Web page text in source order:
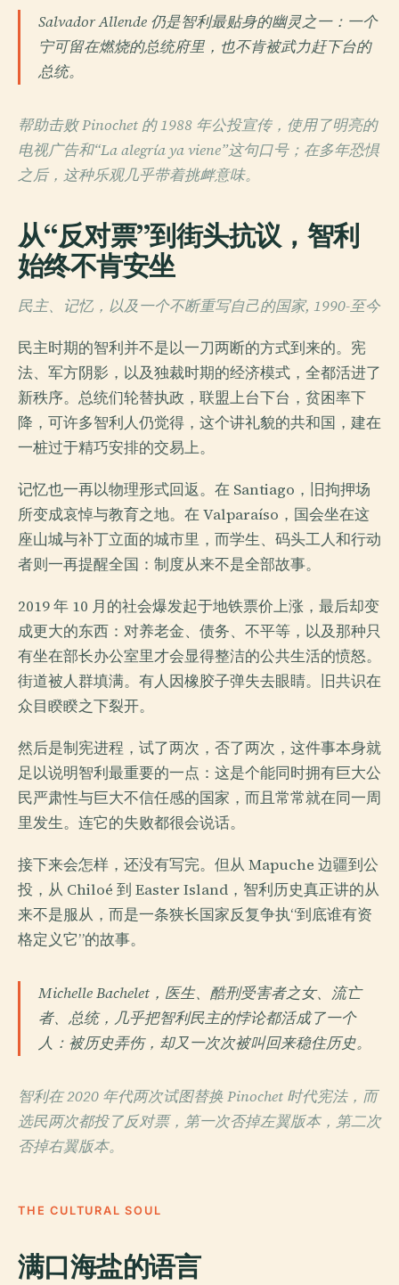
Salvador Allende 仍是智利最贴身的幽灵之一：一个
宁可留在燃烧的总统府里，也不肯被武力赶下台的
总统。
帮助击败 Pinochet 的 1988 年公投宣传，使用了明亮的
电视广告和“La alegría ya viene”这句口号；在多年恐惧
之后，这种乐观几乎带着挑衅意味。
从“反对票”到街头抗议，智利
始终不肯安坐
民主、记忆，以及一个不断重写自己的国家, 1990-至今
民主时期的智利并不是以一刀两断的方式到来的。宪
法、军方阴影，以及独裁时期的经济模式，全都活进了
新秩序。总统们轮替执政，联盟上台下台，贫困率下
降，可许多智利人仍觉得，这个讲礼貌的共和国，建在
一桩过于精巧安排的交易上。
记忆也一再以物理形式回返。在 Santiago，旧拘押场
所变成哀悼与教育之地。在 Valparaíso，国会坐在这
座山城与补丁立面的城市里，而学生、码头工人和行动
者则一再提醒全国：制度从来不是全部故事。
2019 年 10 月的社会爆发起于地铁票价上涨，最后却变
成更大的东西：对养老金、债务、不平等，以及那种只
有坐在部长办公室里才会显得整洁的公共生活的愤怒。
街道被人群填满。有人因橡胶子弹失去眼睛。旧共识在
众目睽睽之下裂开。
然后是制宪进程，试了两次，否了两次，这件事本身就
足以说明智利最重要的一点：这是个能同时拥有巨大公
民严肃性与巨大不信任感的国家，而且常常就在同一周
里发生。连它的失败都很会说话。
接下来会怎样，还没有写完。但从 Mapuche 边疆到公
投，从 Chiloé 到 Easter Island，智利历史真正讲的从
来不是服从，而是一条狭长国家反复争执“到底谁有资
格定义它”的故事。
Michelle Bachelet，医生、酷刑受害者之女、流亡
者、总统，几乎把智利民主的悖论都活成了一个
人：被历史弄伤，却又一次次被叫回来稳住历史。
智利在 2020 年代两次试图替换 Pinochet 时代宪法，而
选民两次都投了反对票，第一次否掉左翼版本，第二次
否掉右翼版本。
THE CULTURAL SOUL
满口海盐的语言